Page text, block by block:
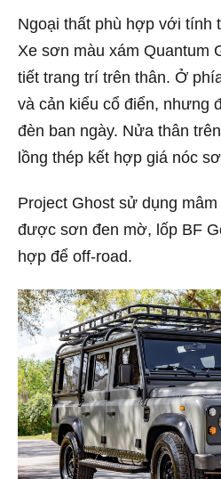
Ngoại thất phù hợp với tính
Xe sơn màu xám Quantum
tiết trang trí trên thân. Ở
và cản kiểu cổ điển, nhưng
đèn ban ngày. Nửa thân
lồng thép kết hợp giá nóc
Project Ghost sử dụng
được sơn đen mờ, lốp BF
hợp để off-road.